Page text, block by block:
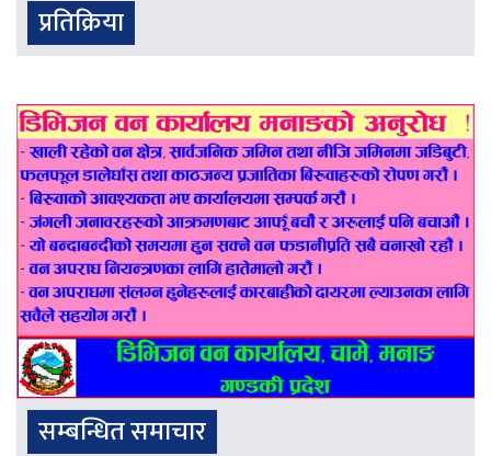
प्रतिक्रिया
सम्बन्धित समाचार